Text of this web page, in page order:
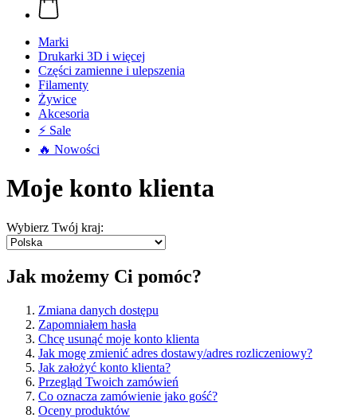
Marki
Drukarki 3D i więcej
Części zamienne i ulepszenia
Filamenty
Żywice
Akcesoria
⚡ Sale
🔥 Nowości
Moje konto klienta
Wybierz Twój kraj:
Jak możemy Ci pomóc?
Zmiana danych dostępu
Zapomniałem hasła
Chcę usunąć moje konto klienta
Jak mogę zmienić adres dostawy/adres rozliczeniowy?
Jak założyć konto klienta?
Przegląd Twoich zamówień
Co oznacza zamówienie jako gość?
Oceny produktów